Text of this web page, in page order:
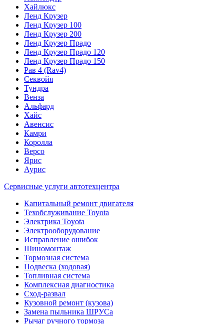
Хайлюкс
Ленд Крузер
Ленд Крузер 100
Ленд Крузер 200
Ленд Крузер Прадо
Ленд Крузер Прадо 120
Ленд Крузер Прадо 150
Рав 4 (Rav4)
Секвойя
Тундра
Венза
Альфард
Хайс
Авенсис
Камри
Королла
Версо
Ярис
Аурис
Сервисные услуги автотехцентра
Капитальный ремонт двигателя
Техобслуживание Toyota
Электрика Toyota
Электрооборудование
Исправление ошибок
Шиномонтаж
Тормозная система
Подвеска (ходовая)
Топливная система
Комплексная диагностика
Сход-развал
Кузовной ремонт (кузова)
Замена пыльника ШРУСа
Рычаг ручного тормоза